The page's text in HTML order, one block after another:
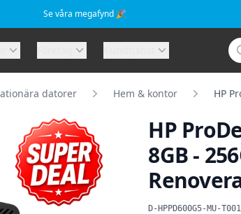
Se våra megafynd 🎉
datorer Hem & kontor HP
HP
8GB -
D-HPPD600G5-MU-T001